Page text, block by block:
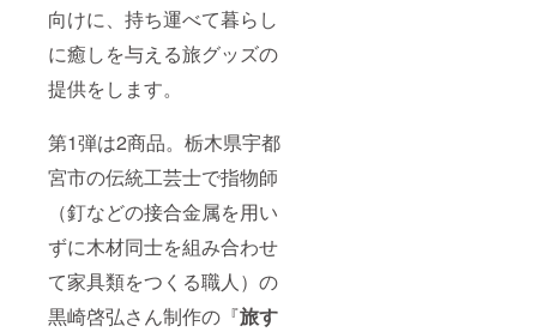
向けに、持ち運べて暮らし
に癒しを与える旅グッズの
提供をします。
第1弾は2商品。栃木県宇都
宮市の伝統工芸士で指物師
（釘などの接合金属を用い
ずに木材同士を組み合わせ
て家具類をつくる職人）の
黒崎啓弘さん制作の『旅す